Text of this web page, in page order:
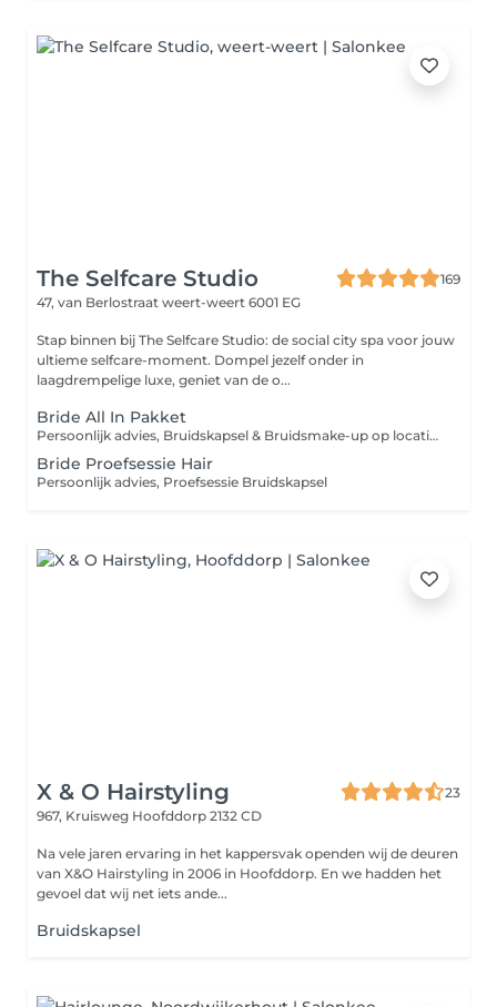
The Selfcare Studio
169
47, van Berlostraat weert-weert 6001 EG
Stap binnen bij The Selfcare Studio: de social city spa voor jouw
ultieme selfcare-moment. Dompel jezelf onder in
laagdrempelige luxe, geniet van de o...
Bride All In Pakket
Persoonlijk advies, Bruidskapsel & Bruidsmake-up op locatie. Inclusief Proefsessie
Bride Proefsessie Hair
Persoonlijk advies, Proefsessie Bruidskapsel
X & O Hairstyling
23
967, Kruisweg Hoofddorp 2132 CD
Na vele jaren ervaring in het kappersvak openden wij de deuren
van X&O Hairstyling in 2006 in Hoofddorp. En we hadden het
gevoel dat wij net iets ande...
Bruidskapsel